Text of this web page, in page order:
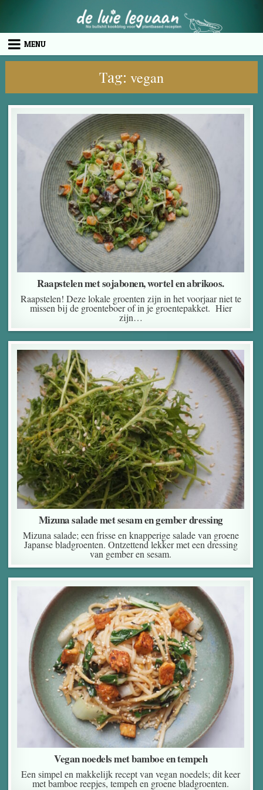
MENU
Tag: vegan
Raapstelen met sojabonen, wortel en abrikoos.
Raapstelen! Deze lokale groenten zijn in het voorjaar niet te
missen bij de groenteboer of in je groentepakket. Hier
zijn…
Mizuna salade met sesam en gember dressing
Mizuna salade; een frisse en knapperige salade van groene
Japanse bladgroenten. Ontzettend lekker met een dressing
van gember en sesam.
Vegan noedels met bamboe en tempeh
Een simpel en makkelijk recept van vegan noedels; dit keer
met bamboe reepjes, tempeh en groene bladgroenten.